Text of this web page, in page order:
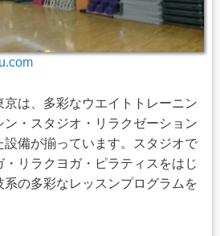
京は、多彩なウエイトトレーニン
・スタジオ・リラクゼーション
設備が揃っています。スタジオで
リラクヨガ・ピラティスをはじ
の多彩なレッスンプログラムを